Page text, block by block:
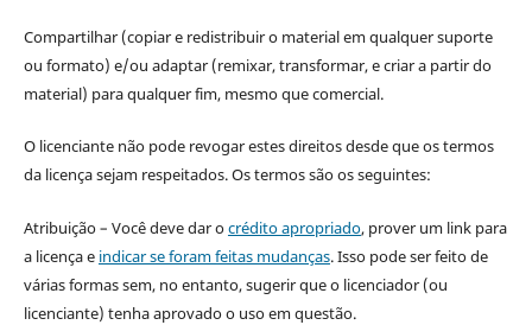
Compartilhar (copiar e redistribuir o material em qualquer suporte
ou formato) e/ou adaptar (remixar, transformar, e criar a partir do
material) para qualquer fim, mesmo que comercial.
O licenciante não pode revogar estes direitos desde que os termos
da licença sejam respeitados. Os termos são os seguintes:
Atribuição – Você deve dar ocrédito apropriado, prover um link para
a licença e indicar se foram feitas mudanças. Isso pode ser feito de
várias formas sem, no entanto, sugerir que o licenciador (ou
licenciante) tenha aprovado o uso em questão.